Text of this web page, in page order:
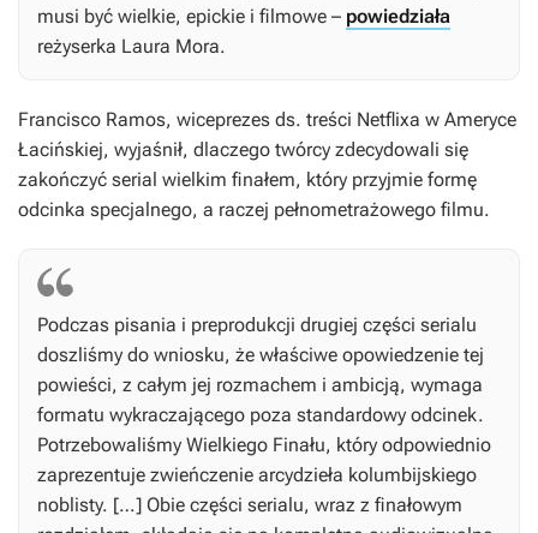
musi być wielkie, epickie i filmowe – powiedziała
reżyserka Laura Mora.
Francisco Ramos, wiceprezes ds. treści Netflixa w Ameryce
Łacińskiej, wyjaśnił, dlaczego twórcy zdecydowali się
zakończyć serial wielkim finałem, który przyjmie formę
odcinka specjalnego, a raczej pełnometrażowego filmu.
Podczas pisania i preprodukcji drugiej części serialu
doszliśmy do wniosku, że właściwe opowiedzenie tej
powieści, z całym jej rozmachem i ambicją, wymaga
formatu wykraczającego poza standardowy odcinek.
Potrzebowaliśmy Wielkiego Finału, który odpowiednio
zaprezentuje zwieńczenie arcydzieła kolumbijskiego
noblisty. […] Obie części serialu, wraz z finałowym